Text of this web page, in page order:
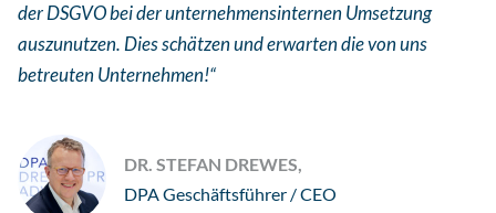
der DSGVO bei der unternehmensinternen Umsetzung
auszunutzen. Dies schätzen und erwarten die von uns
betreuten Unternehmen!“
DR. STEFAN DREWES,
DPA Geschäftsführer / CEO